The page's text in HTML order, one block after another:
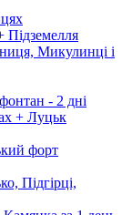
Підземелля
Микулинці і
- 2 дні
+ Луцьк
форт
Підгірці,